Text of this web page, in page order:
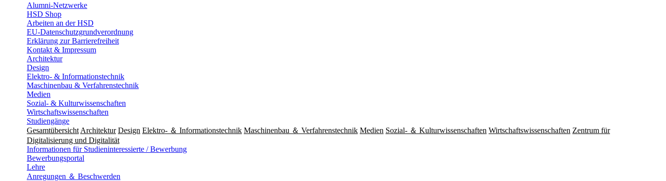
Alumni-Netzwerke
HSD Shop
Arbeiten an der HSD
EU-Datenschutzgrundverordnung
Erklärung zur Barrierefreiheit
Kontakt & Impressum
Architektur
Design
Elektro- & Informationstechnik
Maschinenbau & Verfahrenstechnik
Medien
Sozial- & Kulturwissenschaften
Wirtschaftswissenschaften
Studiengänge
Gesamtübersicht Architektur Design Elektro- ＆ Informationstechnik Maschinenbau ＆ Verfahrenstechnik Medien Sozial- ＆ Kulturwissenschaften Wirtschaftswissenschaften Zentrum für
Digitalisierung und Digitalität
Informationen für Studieninteressierte / Bewerbung
Bewerbungsportal
Lehre
Anregungen ＆ Beschwerden